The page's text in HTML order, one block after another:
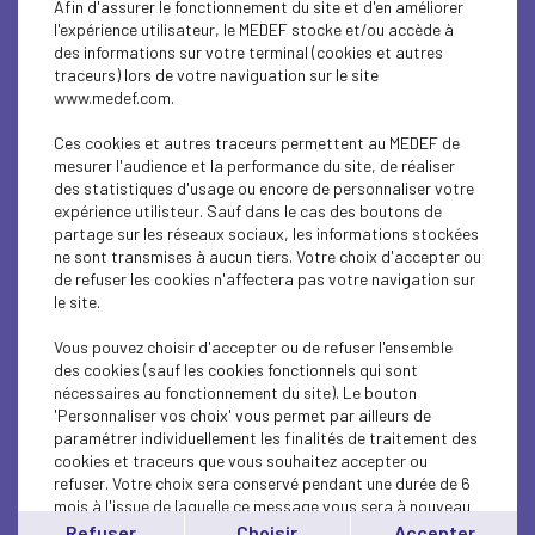
SUSTAINABLE DEVELOPMENT
SUSTAINABLE DEVELOPMENT
SOCIAL
SUSTAINABLE DEVELOPMENT
INTERNATIONAL - EUROPE
ECONOMY
ECONOMY
INTERNATIONAL - EUROPE
INTERNATIONAL - EUROPE
Afin d'assurer le fonctionnement du site et d'en améliorer
l'expérience utilisateur, le MEDEF stocke et/ou accède à
des informations sur votre terminal (cookies et autres
traceurs) lors de votre naviguation sur le site
www.medef.com.
Ces cookies et autres traceurs permettent au MEDEF de
mesurer l'audience et la performance du site, de réaliser
des statistiques d'usage ou encore de personnaliser votre
expérience utilisteur. Sauf dans le cas des boutons de
partage sur les réseaux sociaux, les informations stockées
ne sont transmises à aucun tiers. Votre choix d'accepter ou
de refuser les cookies n'affectera pas votre navigation sur
le site.
Vous pouvez choisir d'accepter ou de refuser l'ensemble
des cookies (sauf les cookies fonctionnels qui sont
nécessaires au fonctionnement du site). Le bouton
'Personnaliser vos choix' vous permet par ailleurs de
paramétrer individuellement les finalités de traitement des
cookies et traceurs que vous souhaitez accepter ou
refuser. Votre choix sera conservé pendant une durée de 6
mois à l'issue de laquelle ce message vous sera à nouveau
affiché..